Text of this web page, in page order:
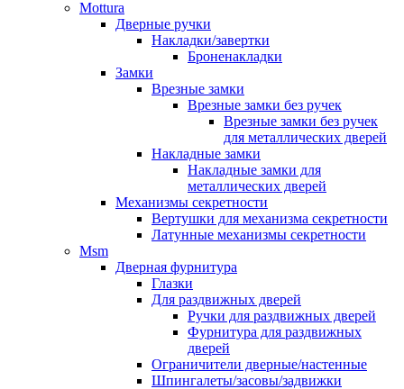
Mottura
Дверные ручки
Накладки/завертки
Броненакладки
Замки
Врезные замки
Врезные замки без ручек
Врезные замки без ручек
для металлических дверей
Накладные замки
Накладные замки для
металлических дверей
Механизмы секретности
Вертушки для механизма секретности
Латунные механизмы секретности
Msm
Дверная фурнитура
Глазки
Для раздвижных дверей
Ручки для раздвижных дверей
Фурнитура для раздвижных
дверей
Ограничители дверные/настенные
Шпингалеты/засовы/задвижки